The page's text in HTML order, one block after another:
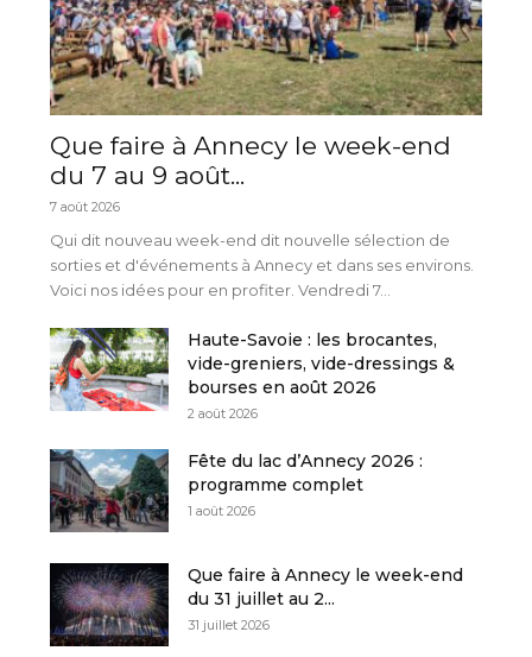
Que faire à Annecy le week-end
du 7 au 9 août...
7 août 2026
Qui dit nouveau week-end dit nouvelle sélection de
sorties et d'événements à Annecy et dans ses environs.
Voici nos idées pour en profiter. Vendredi 7...
Haute-Savoie : les brocantes,
vide-greniers, vide-dressings &
bourses en août 2026
2 août 2026
Fête du lac d’Annecy 2026 :
programme complet
1 août 2026
Que faire à Annecy le week-end
du 31 juillet au 2...
31 juillet 2026